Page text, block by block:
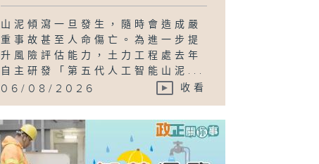
山泥傾瀉一旦發生，隨時會造成嚴
重事故甚至人命傷亡。為進一步提
升風險評估能力，土力工程處去年
自主研發「第五代人工智能山泥...
06/08/2026 收看